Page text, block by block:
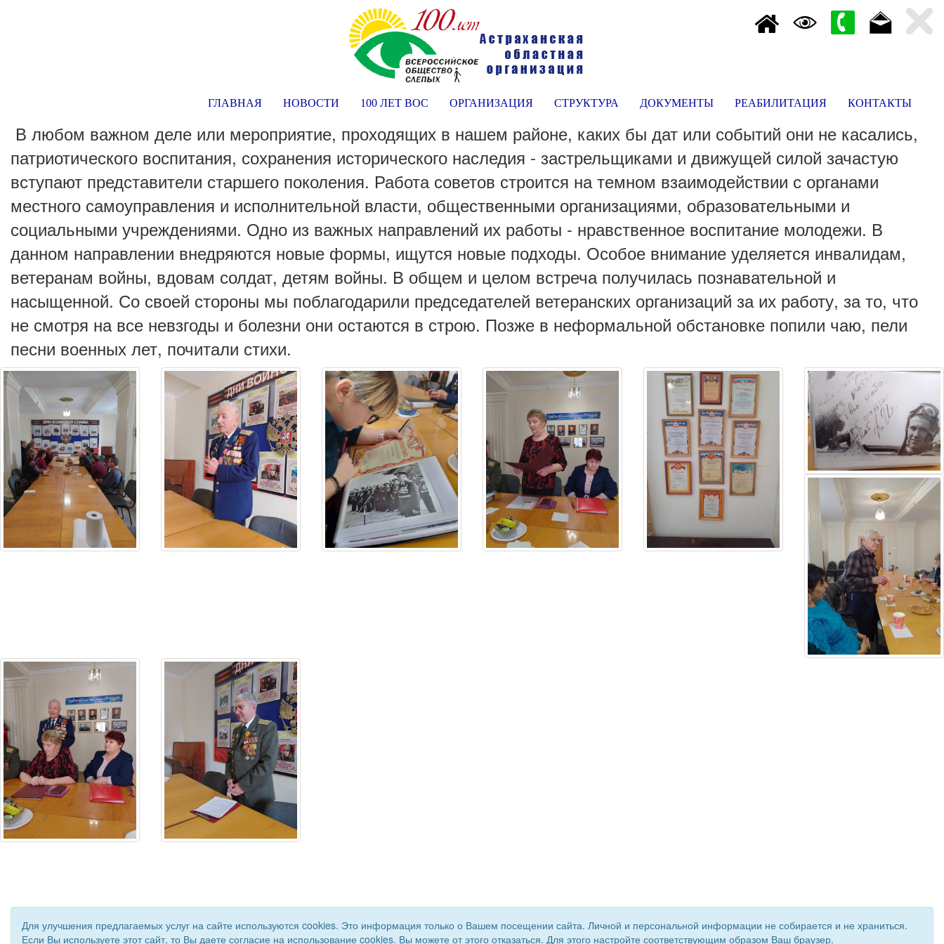
ГЛАВНАЯ НОВОСТИ 100 ЛЕТ ВОС ОРГАНИЗАЦИЯ СТРУКТУРА ДОКУМЕНТЫ РЕАБИЛИТАЦИЯ КОНТАКТЫ
В любом важном деле или мероприятие, проходящих в нашем районе, каких бы дат или событий они не касались,
патриотического воспитания, сохранения исторического наследия - застрельщиками и движущей силой зачастую
вступают представители старшего поколения. Работа советов строится на темном взаимодействии с органами
местного самоуправления и исполнительной власти, общественными организациями, образовательными и
социальными учреждениями. Одно из важных направлений их работы - нравственное воспитание молодежи. В
данном направлении внедряются новые формы, ищутся новые подходы. Особое внимание уделяется инвалидам,
ветеранам войны, вдовам солдат, детям войны. В общем и целом встреча получилась познавательной и
насыщенной. Со своей стороны мы поблагодарили председателей ветеранских организаций за их работу, за то, что
не смотря на все невзгоды и болезни они остаются в строю. Позже в неформальной обстановке попили чаю, пели
песни военных лет, почитали стихи.
Для улучшения предлагаемых услуг на сайте используются cookies. Это информация только о Вашем посещении сайта. Личной и персональной информации не собирается и не храниться.
Если Вы используете этот сайт, то Вы даете согласие на использование cookies. Вы можете от этого отказаться. Для этого настройте соответствующим образом Ваш браузер.